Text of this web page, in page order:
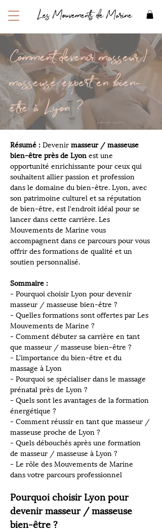
Les Mouvements de Marine
Comment devenir masseur /
masseuse expert en bien-
être à Lyon ?
Résumé : Devenir masseur / masseuse
bien-être près de Lyon est une
opportunité enrichissante pour ceux qui
souhaitent allier passion et profession
dans le domaine du bien-être. Lyon, avec
son patrimoine culturel et sa réputation
de bien-être, est l'endroit idéal pour se
lancer dans cette carrière. Les
Mouvements de Marine vous
accompagnent dans ce parcours pour vous
offrir des formations de qualité et un
soutien personnalisé.
Sommaire :
- Pourquoi choisir Lyon pour devenir
masseur / masseuse bien-être ?
- Quelles formations sont offertes par Les
Mouvements de Marine ?
- Comment débuter sa carrière en tant
que masseur / masseuse bien-être ?
- L'importance du bien-être et du
massage à Lyon
- Pourquoi se spécialiser dans le massage
prénatal près de Lyon ?
- Quels sont les avantages de la formation
énergétique ?
- Comment réussir en tant que masseur /
masseuse proche de Lyon ?
- Quels débouchés après une formation
de masseur / masseuse à Lyon ?
- Le rôle des Mouvements de Marine
dans votre parcours professionnel
Pourquoi choisir Lyon pour
devenir masseur / masseuse
bien-être ?